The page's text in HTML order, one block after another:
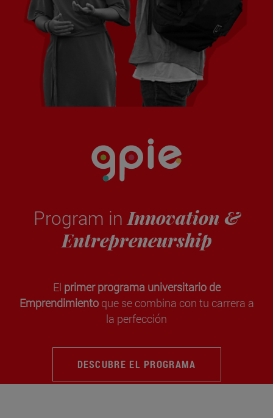
Program in Innovation &
Entrepreneurship
El primer programa universitario de
Emprendimientoque se combina con tu carrera a
la perfección
DESCUBRE EL PROGRAMA